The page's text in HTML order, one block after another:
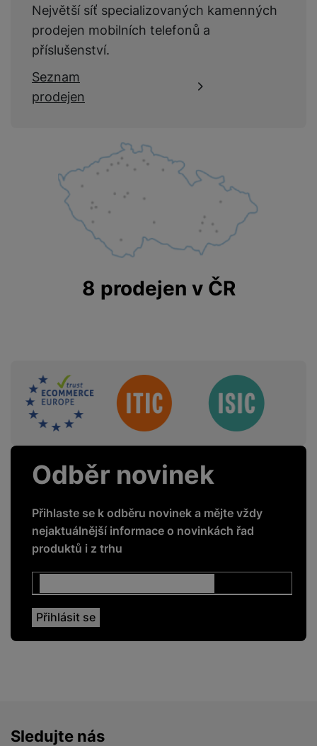
VLASTNOSTI
Barva Průhledná
kreditku
MagSafe
KONSTRUKCE
Materiál TPU
Hmotnost balení 64 g
Délka balení 16,3 CM
Výška balení 2,4 CM
Největší síť specializovaných kamenných
prodejen mobilních telefonů a
příslušenství.
Seznam
prodejen
8 prodejen v ČR
Sdružení
Odběr novinek
Přihlaste se k odběru novinek a mějte vždy
nejaktuálnější informace o novinkách řad
produktů i z trhu
Sledujte nás